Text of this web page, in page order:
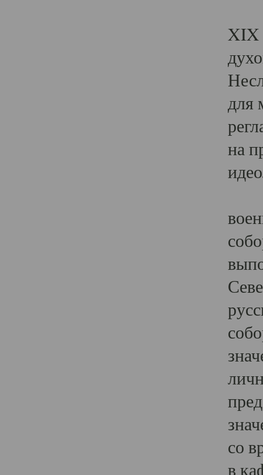
XIX
для
на
со
в